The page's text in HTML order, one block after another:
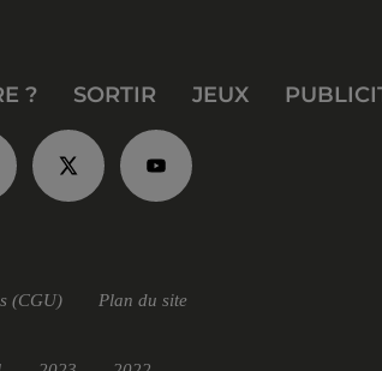
? SORTIR JEUX
(CGU) Plan du site